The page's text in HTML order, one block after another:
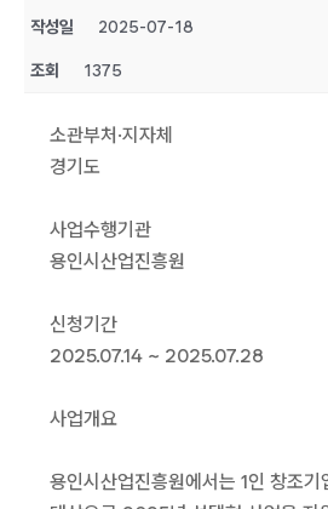
작성일 2025-07-18
조회 1375
소관부처·지자체
경기도
사업수행기관
용인시산업진흥원
신청기간
2025.07.14 ~ 2025.07.28
사업개요
용인시산업진흥원에서는 1인 창조